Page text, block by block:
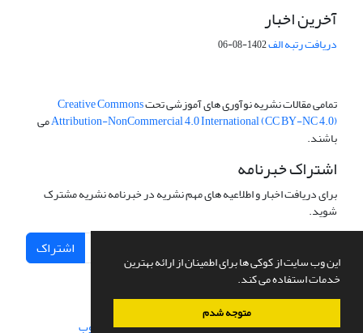
این وب سایت از کوکی ها برای اطمینان از ارائه بهترین
خدمات استفاده می کند.
متوجه شدم
آخرین اخبار
دریافت رتبه الف1402-08-06
تمامی مقالات نشریه نوآوری های آموزشی تحتCreative Commons
Attribution-NonCommercial 4.0 International (CC BY-NC 4.0)می
باشند.
اشتراک خبرنامه
برای دریافت اخبار و اطلاعیه های مهم نشریه در خبرنامه نشریه مشترک
شوید.
اشتراک
سامانه مدیریت نشریات علمی.طراحی و پیاده سازی از سیناوب